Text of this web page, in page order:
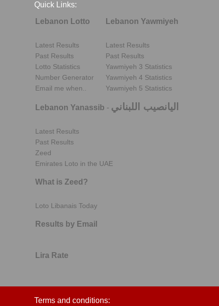
Quick Links:
Lebanon Lotto
Latest Results
Past Results
Lotto Statistics
Number Generator
Email me when..
Lebanon Yawmiyeh
Latest Results
Past Results
Yawmiyeh 3 Statistics
Yawmiyeh 4 Statistics
Yawmiyeh 5 Statistics
Lebanon Yanassib - اليانصيب اللبناني
Latest Results
Past Results
Zeed
Emirates Loto in the UAE
What is Zeed?
Loto Libanais Today
Results by Email
Lira Rate
Terms and conditions: